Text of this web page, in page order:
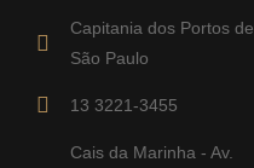
Capitania dos Portos de
São Paulo
13 3221-3455
Cais da Marinha - Av.